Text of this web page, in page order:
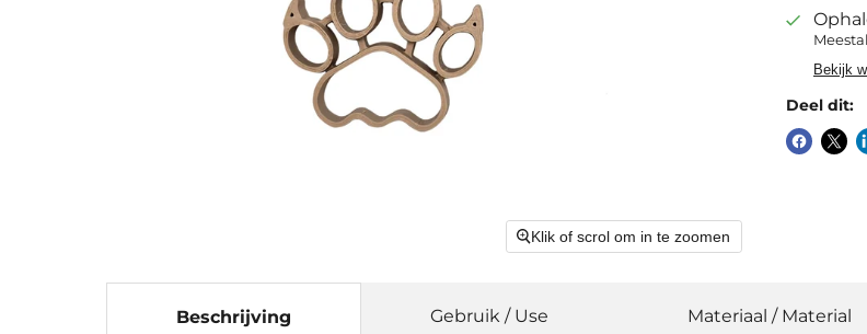
Klik of scrol om in te zoomen
Bekijk
Deel dit:
Beschrijving Gebruik / Use Materiaal / Material